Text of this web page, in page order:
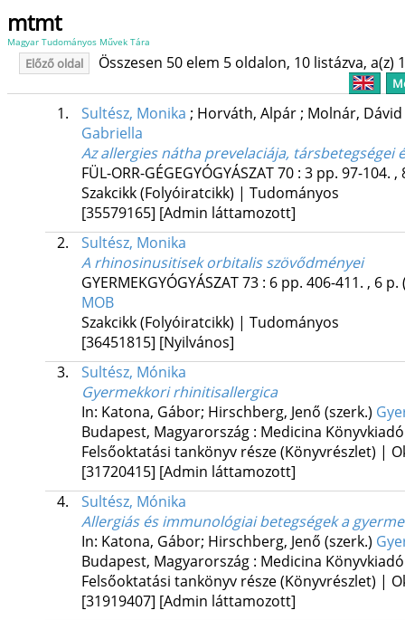
mtmt
Magyar Tudományos Művek Tára
Előző oldal Összesen 50 elem 5 oldalon, 10 listázva, a(z)
1. Sultész, Monika ; Horváth, Alpár; Molnár, Dávid
Gabriella
Az allergies nátha prevelaciája,
FÜL-ORR-GÉGEGYÓGYÁSZAT70: 3 pp. 97-104. ,
Szakcikk (Folyóiratcikk) | Tudományos
[35579165] [Admin láttamozott]
2.
Sultész, Monika
A rhinosinusitisek orbitalis szövődményei
GYERMEKGYÓGYÁSZAT73: 6 pp. 406-411. , 6 p.
MOB
Szakcikk (Folyóiratcikk) | Tudományos
[36451815] [Nyilvános]
3.
Sultész, Mónika
Gyermekkori rhinitisallergica
In: Katona, Gábor; Hirschberg, Jenő (szerk.)
Budapest, Magyarország : Medicina Könyvkiadó
Felsőoktatási tankönyv része (Könyvrészlet) |
[31720415] [Admin láttamozott]
4.
Sultész, Mónika
Allergiás és immunológiai betegségek a
In: Katona, Gábor; Hirschberg, Jenő (szerk.)
Budapest, Magyarország : Medicina Könyvkiadó
Felsőoktatási tankönyv része (Könyvrészlet) |
[31919407] [Admin láttamozott]